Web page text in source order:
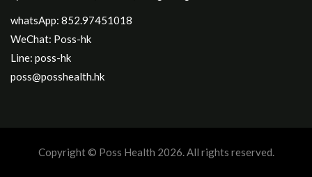
whatsApp: 852.97451018
WeChat: Poss-hk
Line: poss-hk
poss@posshealth.hk
Copyright © Poss Health 2026. All rights reserved.